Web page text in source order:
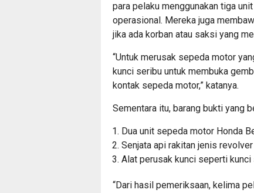
para pelaku menggunakan tiga
operasional. Mereka juga
jika ada korban atau saksi yang
“Untuk merusak sepeda motor
kunci seribu untuk membuka
kontak sepeda motor,” katanya.
Sementara itu, barang bukti yang
Dua unit sepeda motor Honda
Senjata api rakitan jenis
Alat perusak kunci seperti kunci
“Dari hasil pemeriksaan, kelima